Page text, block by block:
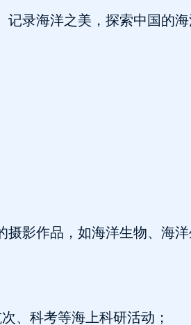
录海洋之美，探索中国的海
影作品，如海洋生物、海洋
、科考等海上科研活动；